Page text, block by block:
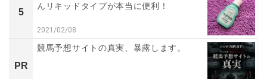
5
んリキッドタイプが本当に便利！
2021/02/08
PR
競馬予想サイトの真実、暴露します。